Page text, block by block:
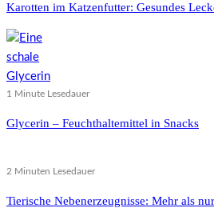
Karotten im Katzenfutter: Gesundes
1 Minute Lesedauer
Glycerin – Feuchthaltemittel in Snacks
2 Minuten Lesedauer
Tierische Nebenerzeugnisse: Mehr als